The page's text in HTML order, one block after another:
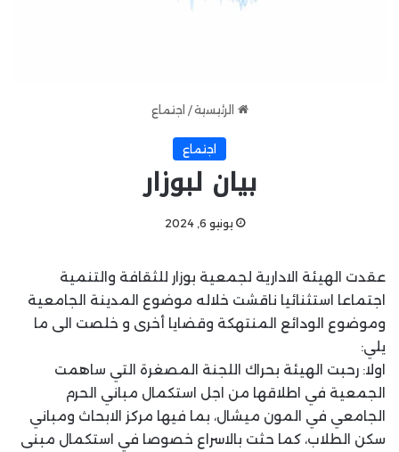
الرئيسية / اجتماع
اجتماع
بيان لبوزار
يونيو 6, 2024
عقدت الهيئة الادارية لجمعية بوزار للثقافة والتنمية
اجتماعا استثنائيا ناقشت خلاله موضوع المدينة الجامعية
وموضوع الودائع المنتهكة وقضايا أخرى و خلصت الى ما
يلي:
اولا: رحبت الهيئة بحراك اللجنة المصغرة التي ساهمت
الجمعية في اطلاقها من اجل استكمال مباني الحرم
الجامعي في المون ميشال، بما فيها مركز الابحاث ومباني
سكن الطلاب، كما حثت بالاسراع خصوصا في استكمال مبنى